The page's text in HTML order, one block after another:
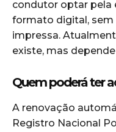
condutor optar pela
formato digital, sem
impressa.
existe, mas
Quem poderá ter
A renovação
Registro Nacional